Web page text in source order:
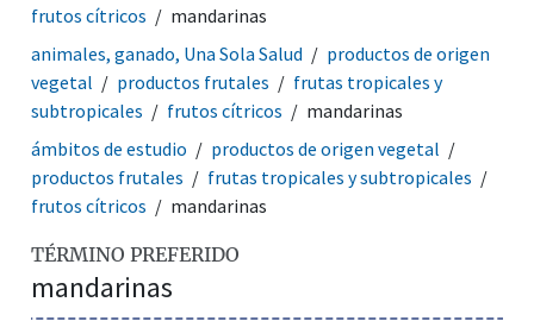
frutos cítricos
mandarinas
animales, ganado, Una Sola Salud
productos de origen
vegetal
productos frutales
frutas tropicales y
subtropicales
frutos cítricos
mandarinas
ámbitos de estudio
productos de origen vegetal
productos frutales
frutas tropicales y subtropicales
frutos cítricos
mandarinas
TÉRMINO PREFERIDO
mandarinas